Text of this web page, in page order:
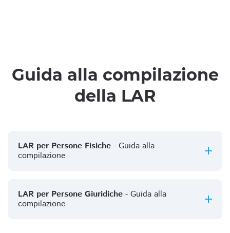
Guida alla compilazione
della LAR
LAR per Persone Fisiche - Guida alla
compilazione
LAR per Persone Giuridiche - Guida alla
compilazione